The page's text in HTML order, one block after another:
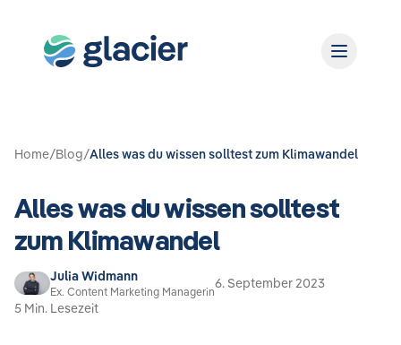
Home/Blog/Alles was du wissen solltest zum Klimawandel
Alles was du wissen solltest
zum Klimawandel
Julia Widmann
Ex. Content Marketing Managerin
6. September 2023
5 Min. Lesezeit